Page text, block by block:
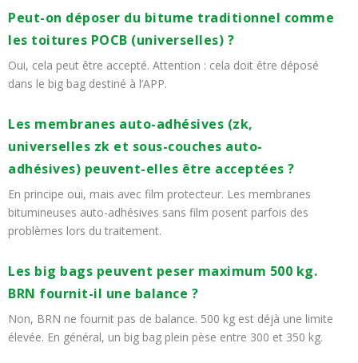
Peut-on déposer du bitume traditionnel comme
les toitures POCB (universelles) ?
Oui, cela peut être accepté. Attention : cela doit être déposé
dans le big bag destiné à l’APP.
Les membranes auto-adhésives (zk,
universelles zk et sous-couches auto-
adhésives) peuvent-elles être acceptées ?
En principe oui, mais avec film protecteur. Les membranes
bitumineuses auto-adhésives sans film posent parfois des
problèmes lors du traitement.
Les big bags peuvent peser maximum 500 kg.
BRN fournit-il une balance ?
Non, BRN ne fournit pas de balance. 500 kg est déjà une limite
élevée. En général, un big bag plein pèse entre 300 et 350 kg.